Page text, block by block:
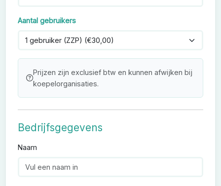
Aantal gebruikers
Prijzen zijn exclusief btw en kunnen afwijken bij
koepelorganisaties.
Bedrijfsgegevens
Naam